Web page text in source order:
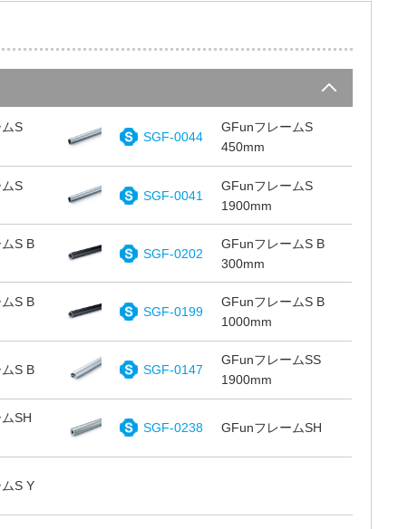
S
SGF-0044
GFunフレームS
450mm
S
SGF-0041
GFunフレームS
1900mm
S B
SGF-0202
GFunフレームS B
300mm
S B
SGF-0199
GFunフレームS B
1000mm
S B SGF-0147
GFunフレームSS
1900mm
SH
SGF-0238 GFunフレームSH
S Y